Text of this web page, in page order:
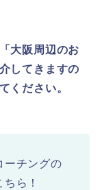
大阪周辺のお
してきますの
ください。
ーチングの
ら！